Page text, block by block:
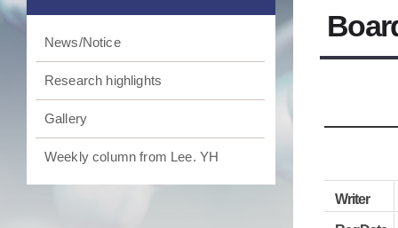
News/Notice
Research highlights
Gallery
Weekly column from Lee. YH
Writer